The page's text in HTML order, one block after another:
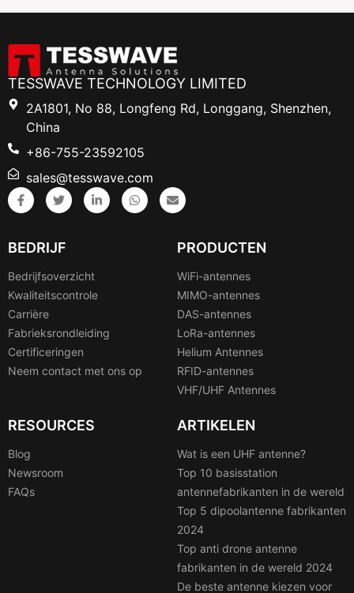
TESSWAVE TECHNOLOGY LIMITED
2A1801, No 88, Longfeng Rd, Longgang, Shenzhen,
China
+86-755-23592105
sales@tesswave.com
BEDRIJF
Bedrijfsoverzicht
Kwaliteitscontrole
Carrière
Fabrieksrondleiding
Certificeringen
Neem contact met ons op
PRODUCTEN
WiFi-antennes
MIMO-antennes
DAS-antennes
LoRa-antennes
Helium Antennes
RFID-antennes
VHF/UHF Antennes
RESOURCES
Blog
Newsroom
FAQs
ARTIKELEN
Wat is een UHF antenne?
Top 10 basisstation
antennefabrikanten in de wereld
Top 5 dipoolantenne fabrikanten
2024
Top anti drone antenne
fabrikanten in de wereld 2024
De beste antenne kiezen voor